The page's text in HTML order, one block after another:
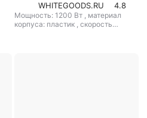
WHITEGOODS.RU
4.8
Мощность: 1200 Вт , материал
корпуса: пластик , скорость